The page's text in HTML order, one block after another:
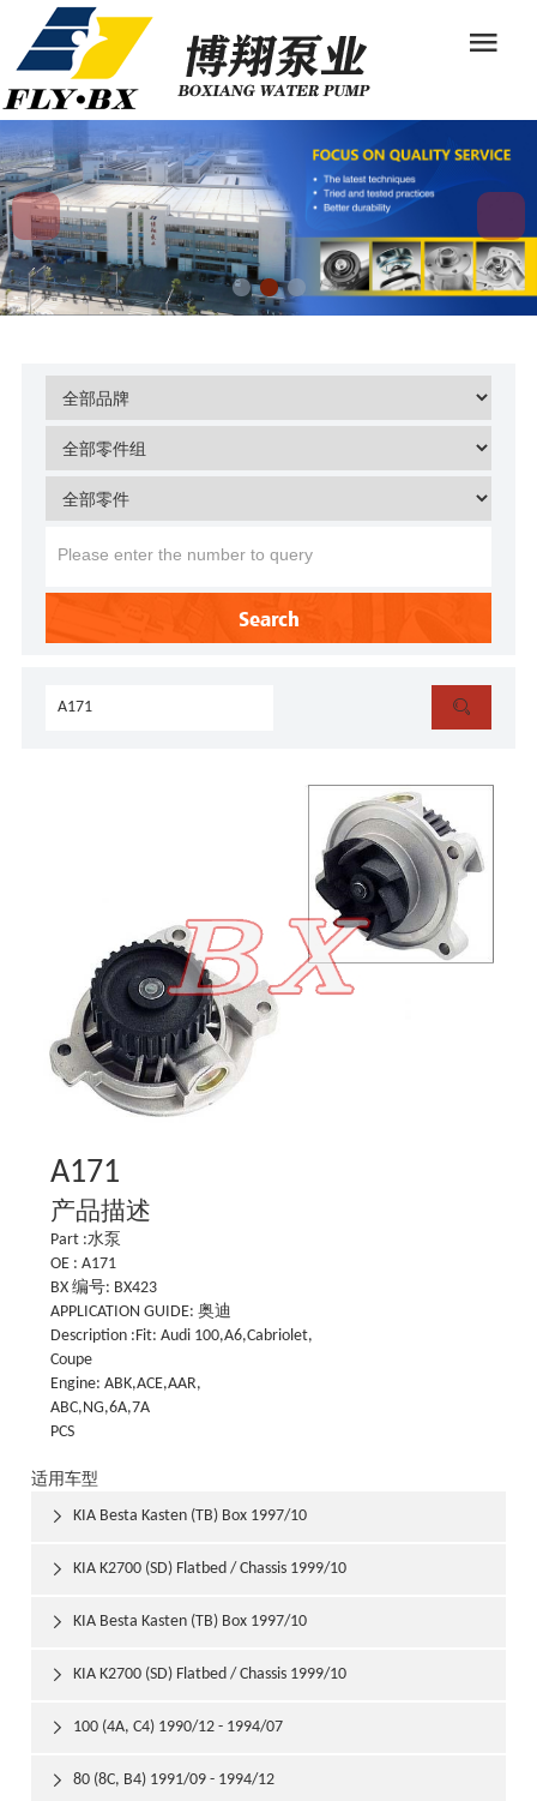
Search

A171
产品描述
Part :水泵
OE : A171
BX 编号: BX423
APPLICATION GUIDE: 奥迪
Description :Fit: Audi 100,A6,Cabriolet,
Coupe
Engine: ABK,ACE,AAR,
ABC,NG,6A,7A
PCS
适用车型
KIA Besta Kasten (TB) Box 1997/10

KIA K2700 (SD) Flatbed / Chassis 1999/10

KIA Besta Kasten (TB) Box 1997/10

KIA K2700 (SD) Flatbed / Chassis 1999/10

100 (4A, C4) 1990/12 - 1994/07

80 (8C, B4) 1991/09 - 1994/12
